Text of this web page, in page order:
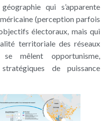
qui s’apparente
(perception parfois
électoraux, mais qui
territoriale des réseaux
se mêlent opportunisme,
de puissance